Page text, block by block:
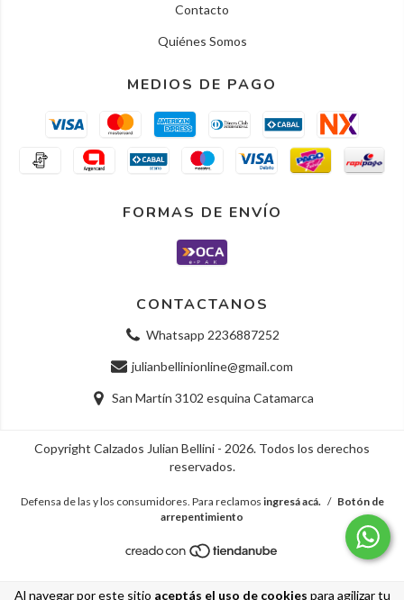
Al navegar por este sitio aceptás el uso de cookies para agilizar tu
Contacto
Quiénes Somos
MEDIOS DE PAGO
FORMAS DE ENVÍO
CONTACTANOS
Whatsapp 2236887252
julianbellinionline@gmail.com
San Martín 3102 esquina Catamarca
Copyright Calzados Julian Bellini - 2026. Todos los derechos
reservados.
Defensa de las y los consumidores. Para reclamos ingresá acá. / Botón de
arrepentimiento